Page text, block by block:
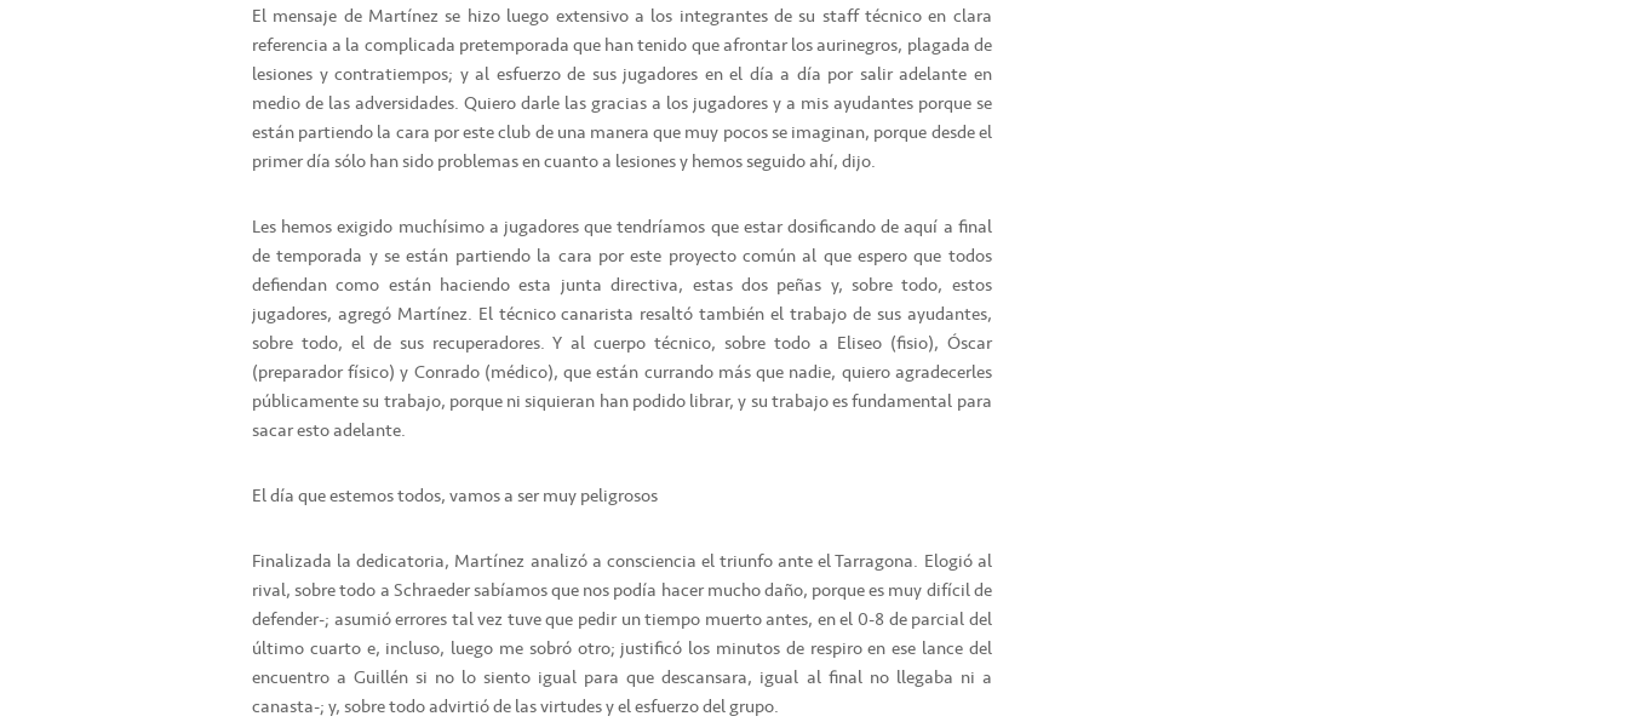
El mensaje de Martínez se hizo luego extensivo a los integrantes de su staff técnico en clara
referencia a la complicada pretemporada que han tenido que afrontar los aurinegros, plagada de
lesiones y contratiempos; y al esfuerzo de sus jugadores en el día a día por salir adelante en
medio de las adversidades. Quiero darle las gracias a los jugadores y a mis ayudantes porque se
están partiendo la cara por este club de una manera que muy pocos se imaginan, porque desde el
primer día sólo han sido problemas en cuanto a lesiones y hemos seguido ahí, dijo.
Les hemos exigido muchísimo a jugadores que tendríamos que estar dosificando de aquí a final
de temporada y se están partiendo la cara por este proyecto común al que espero que todos
defiendan como están haciendo esta junta directiva, estas dos peñas y, sobre todo, estos
jugadores, agregó Martínez. El técnico canarista resaltó también el trabajo de sus ayudantes,
sobre todo, el de sus recuperadores. Y al cuerpo técnico, sobre todo a Eliseo (fisio), Óscar
(preparador físico) y Conrado (médico), que están currando más que nadie, quiero agradecerles
públicamente su trabajo, porque ni siquieran han podido librar, y su trabajo es fundamental para
sacar esto adelante.
El día que estemos todos, vamos a ser muy peligrosos
Finalizada la dedicatoria, Martínez analizó a consciencia el triunfo ante el Tarragona. Elogió al
rival, sobre todo a Schraeder sabíamos que nos podía hacer mucho daño, porque es muy difícil de
defender-; asumió errores tal vez tuve que pedir un tiempo muerto antes, en el 0-8 de parcial del
último cuarto e, incluso, luego me sobró otro; justificó los minutos de respiro en ese lance del
encuentro a Guillén si no lo siento igual para que descansara, igual al final no llegaba ni a
canasta-; y, sobre todo advirtió de las virtudes y el esfuerzo del grupo.